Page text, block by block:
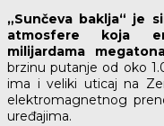
„Sunčeva baklja“ je
atmosfere koja
milijardama
brzinu putanje od oko
ima i veliki uticaj na
elektromagnetnog
uređajima.